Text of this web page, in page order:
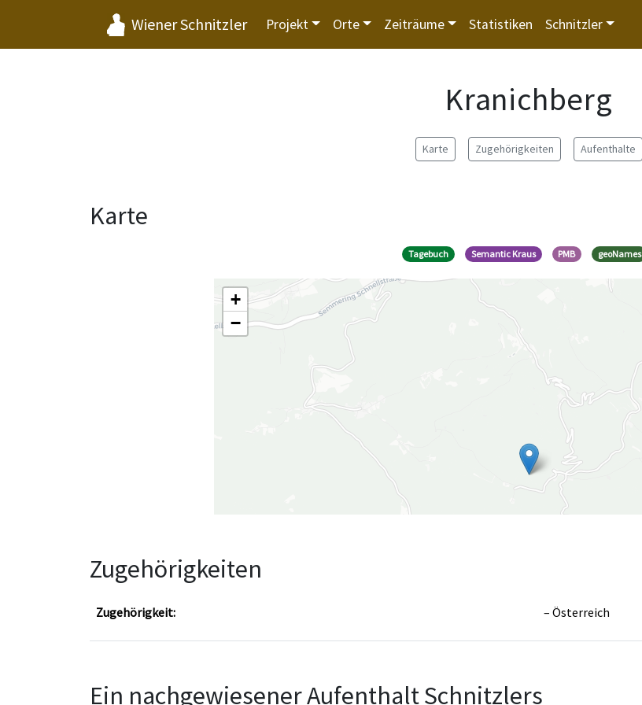
Wiener Schnitzler Projekt Orte Zeiträume Statistiken Schnitzler
Kranichberg
Karte Zugehörigkeiten Aufenthalte
Karte
Tagebuch Semantic Kraus PMB geoNames
+
−
Zugehörigkeiten
Zugehörigkeit: Österreich
Ein nachgewiesener Aufenthalt Schnitzlers